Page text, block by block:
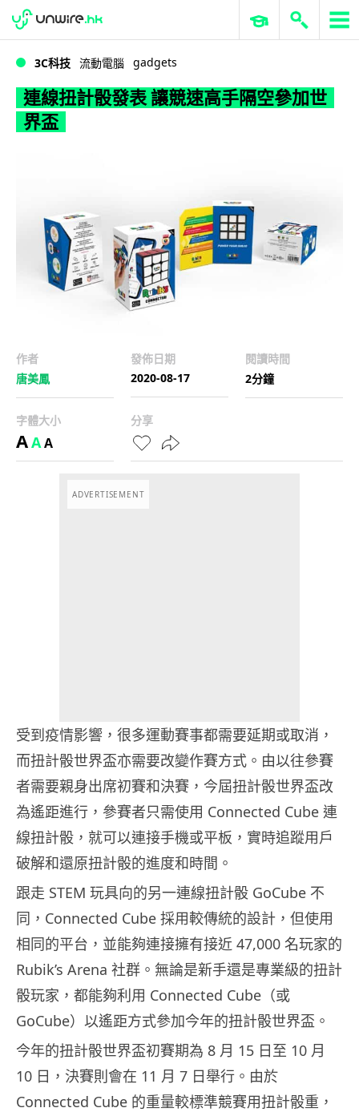
連線扭計骰發表 讓競速高手隔空參加世界盃
WWDC 2026 ERP 與商業 AI
3C科技 流動電腦 gadgets
連線扭計骰發表 讓競速高手隔空參加世
界盃
作者
唐美鳳
發佈日期
2020-08-17
閱讀時間
2分鐘
字體大小
AAA
分享
ADVERTISEMENT
受到疫情影響，很多運動賽事都需要延期或取消，
而扭計骰世界盃亦需要改變作賽方式。由以往參賽
者需要親身出席初賽和決賽，今屆扭計骰世界盃改
為遙距進行，參賽者只需使用 Connected Cube 連
線扭計骰，就可以連接手機或平板，實時追蹤用戶
破解和還原扭計骰的進度和時間。
跟走 STEM 玩具向的另一連線扭計骰 GoCube 不
同，Connected Cube 採用較傳統的設計，但使用
相同的平台，並能夠連接擁有接近 47,000 名玩家的
Rubik’s Arena 社群。無論是新手還是專業級的扭計
骰玩家，都能夠利用 Connected Cube（或
GoCube）以遙距方式參加今年的扭計骰世界盃。
今年的扭計骰世界盃初賽期為 8 月 15 日至 10 月
10 日，決賽則會在 11 月 7 日舉行。由於
Connected Cube 的重量較標準競賽用扭計骰重，